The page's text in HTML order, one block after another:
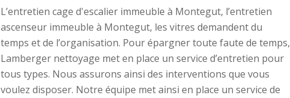
L’entretien cage d'escalier immeuble à Montegut, l’entretien
ascenseur immeuble à Montegut, les vitres demandent du
temps et de l’organisation. Pour épargner toute faute de temps,
Lamberger nettoyage met en place un service d’entretien pour
tous types. Nous assurons ainsi des interventions que vous
voulez disposer. Notre équipe met ainsi en place un service de